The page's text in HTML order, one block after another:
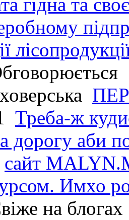
гідна та
Треба-ж
дорогу аби
сайт
Имхо
на блогах